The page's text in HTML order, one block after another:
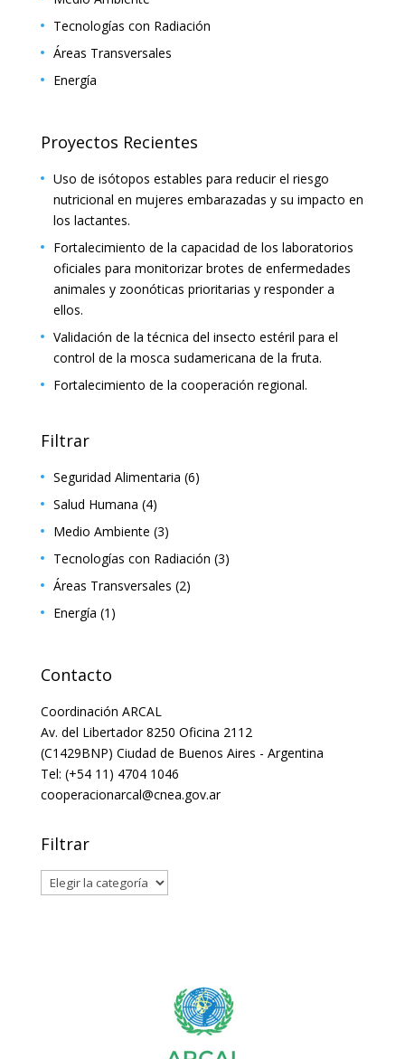
Tecnologías con Radiación
Áreas Transversales
Energía
Proyectos Recientes
Uso de isótopos estables para reducir el riesgo
nutricional en mujeres embarazadas y su impacto en
los lactantes.
Fortalecimiento de la capacidad de los laboratorios
oficiales para monitorizar brotes de enfermedades
animales y zoonóticas prioritarias y responder a
ellos.
Validación de la técnica del insecto estéril para el
control de la mosca sudamericana de la fruta.
Fortalecimiento de la cooperación regional.
Filtrar
Seguridad Alimentaria (6)
Salud Humana (4)
Medio Ambiente (3)
Tecnologías con Radiación (3)
Áreas Transversales (2)
Energía (1)
Contacto
Coordinación ARCAL
Av. del Libertador 8250 Oficina 2112
(C1429BNP) Ciudad de Buenos Aires - Argentina
Tel: (+54 11) 4704 1046
cooperacionarcal@cnea.gov.ar
Filtrar
Filtrar